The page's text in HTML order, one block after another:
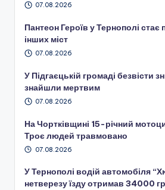
07.08.2026
Пантеон Героїв у Тернополі
інших міст
07.08.2026
У Підгаєцькій громаді безвісти
знайшли мертвим
07.08.2026
На Чортківщині 15-річний
Троє людей травмовано
07.08.2026
У Тернополі водій автомобіля
нетверезу їзду отримав 34000